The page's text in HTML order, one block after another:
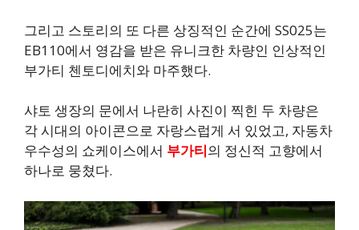
그리고 스토리의 또 다른 상징적인 순간에 SS025는
EB110에서 영감을 받은 유니크한 차량인 인상적인
부가티 첸토디에치와 마주했다.
샤토 생장의 문에서 나란히 사진이 찍힌 두 차량은
각 시대의 아이콘으로 자랑스럽게 서 있었고, 자동차
우수성의 쇼케이스에서 부가티의 정신적 고향에서
하나로 뭉쳤다.